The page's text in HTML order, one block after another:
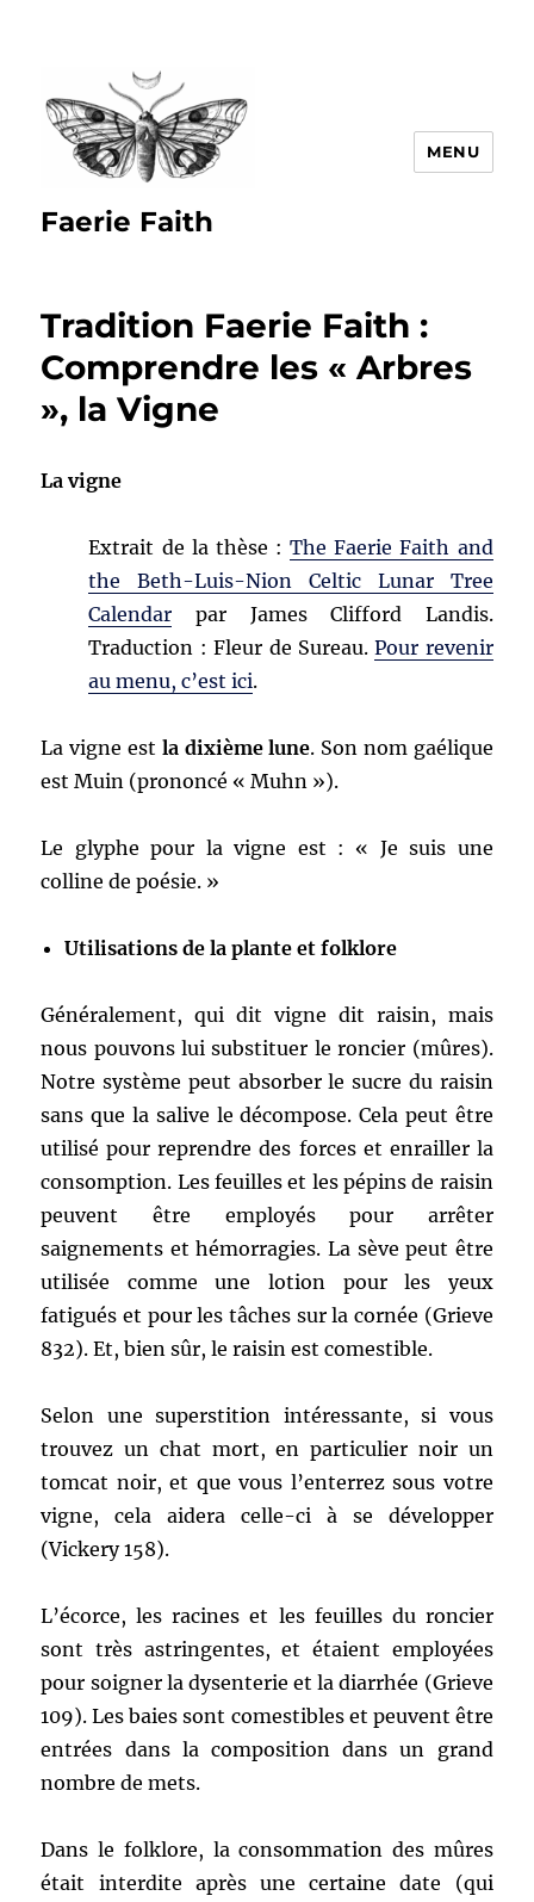
Faerie Faith
MENU
Tradition Faerie Faith :
Comprendre les « Arbres
», la Vigne
La vigne
Extrait de la thèse :The Faerie Faith and
the Beth-Luis-Nion Celtic Lunar Tree
Calendar par James Clifford Landis.
Traduction : Fleur de Sureau.Pour revenir
au menu, c’est ici.
La vigne est la dixième lune. Son nom gaélique
est Muin (prononcé « Muhn »).
Le glyphe pour la vigne est : « Je suis une
colline de poésie. »
Utilisations de la plante et folklore
Généralement, qui dit vigne dit raisin, mais
nous pouvons lui substituer le roncier (mûres).
Notre système peut absorber le sucre du raisin
sans que la salive le décompose. Cela peut être
utilisé pour reprendre des forces et enrailler la
consomption. Les feuilles et les pépins de raisin
peuvent être employés pour arrêter
saignements et hémorragies. La sève peut être
utilisée comme une lotion pour les yeux
fatigués et pour les tâches sur la cornée (Grieve
832). Et, bien sûr, le raisin est comestible.
Selon une superstition intéressante, si vous
trouvez un chat mort, en particulier noir un
tomcat noir, et que vous l’enterrez sous votre
vigne, cela aidera celle-ci à se développer
(Vickery 158).
L’écorce, les racines et les feuilles du roncier
sont très astringentes, et étaient employées
pour soigner la dysenterie et la diarrhée (Grieve
109). Les baies sont comestibles et peuvent être
entrées dans la composition dans un grand
nombre de mets.
Dans le folklore, la consommation des mûres
était interdite après une certaine date (qui